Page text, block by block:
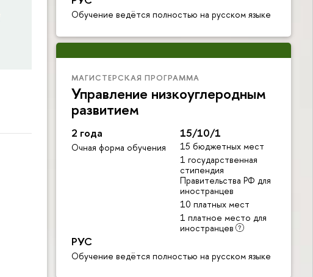
Обучение ведётся полностью на русском языке
МАГИСТЕРСКАЯ ПРОГРАММА
Управление низкоуглеродным
развитием
2 года
Очная форма обучения
15/10/1
15 бюджетных мест
1 государственная
стипендия
Правительства РФ для
иностранцев
10 платных мест
1 платное место для
иностранцев
РУС
Обучение ведётся полностью на русском языке